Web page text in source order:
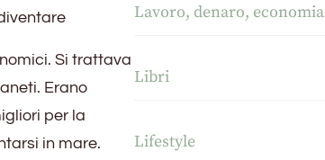
Si trattava
Erano
per la
in mare.
Lavoro, denaro, economia
Libri
Lifestyle